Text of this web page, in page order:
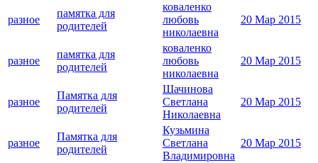
разное
памятка для
родителей
коваленко
любовь
николаевна
20 Мар 2015
разное
памятка для
родителей
коваленко
любовь
николаевна
20 Мар 2015
разное
Памятка для
родителей
Шачинова
Светлана
Николаевна
20 Мар 2015
разное
Памятка для
родителей
Кузьмина
Светлана
Владимировна
20 Мар 2015